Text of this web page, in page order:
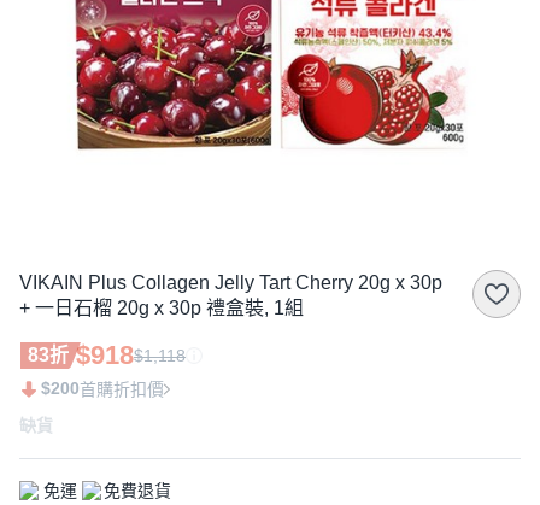
VIKAIN Plus Collagen Jelly Tart Cherry 20g x 30p
+ 一日石榴 20g x 30p 禮盒裝, 1組
83折 $918$1,118
$200首購折扣價
缺貨
免運 免費退貨